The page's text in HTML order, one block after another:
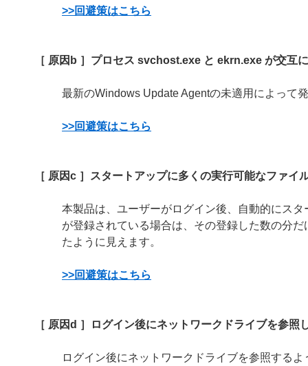
>>回避策はこちら
［ 原因b ］プロセス svchost.exe と ekrn.exe が交互
最新のWindows Update Agentの未適用によって
>>回避策はこちら
［ 原因c ］スタートアップに多くの実行可能なファ
本製品は、ユーザーがログイン後、自動的にス
が登録されている場合は、その登録した数の分
たように見えます。
>>回避策はこちら
［ 原因d ］ログイン後にネットワークドライブを参照
ログイン後にネットワークドライブを参照する